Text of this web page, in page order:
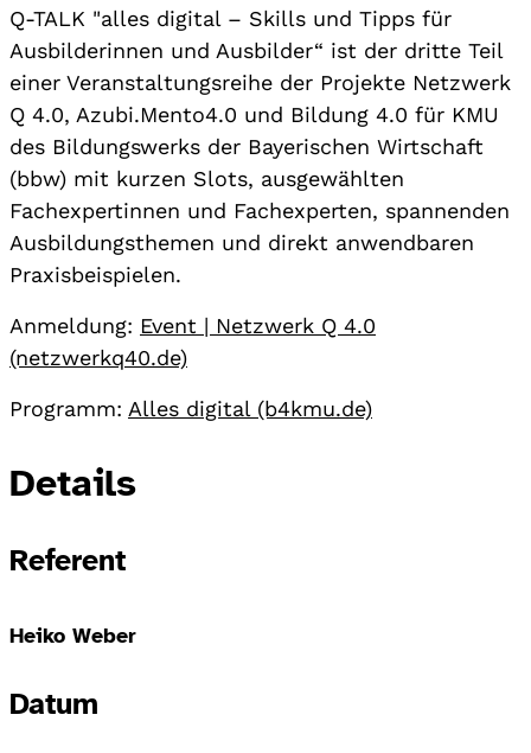
Q-TALK "alles digital – Skills und Tipps für
Ausbilderinnen und Ausbilder“ ist der dritte Teil
einer Veranstaltungsreihe der Projekte Netzwerk
Q 4.0, Azubi.Mento4.0 und Bildung 4.0 für KMU
des Bildungswerks der Bayerischen Wirtschaft
(bbw) mit kurzen Slots, ausgewählten
Fachexpertinnen und Fachexperten, spannenden
Ausbildungsthemen und direkt anwendbaren
Praxisbeispielen.
Anmeldung: Event | Netzwerk Q 4.0
(netzwerkq40.de)
Programm: Alles digital (b4kmu.de)
Details
Referent
Heiko Weber
Datum